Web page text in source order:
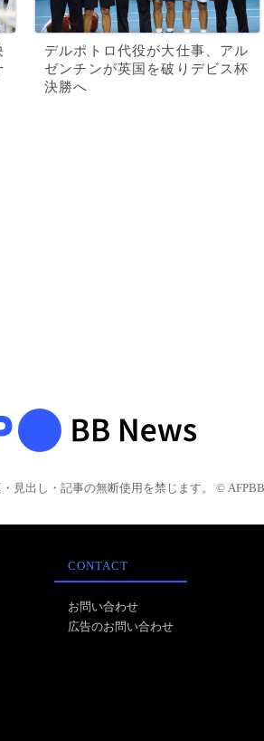
デルポトロ代役が大仕事、アル
ゼンチンが英国を破りデビス杯
決勝へ
見出し・記事の無断使用を禁じます。 © AFPBB
CONTACT
お問い合わせ
広告のお問い合わせ